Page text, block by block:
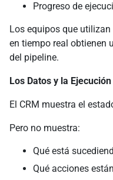
Progreso de
Los equipos que
en tiempo real obtienen
del pipeline.
Los Datos y la
El CRM muestra el
Pero no muestra:
Qué está
Qué acciones